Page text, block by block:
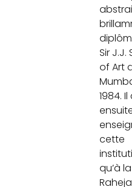
Sir J.J.
of Art
1984. Il
cette
qu’à la